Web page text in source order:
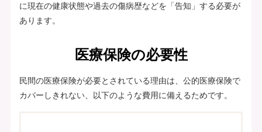
に現在の健康状態や過去の傷病歴などを「告知」する必要が
あります。
医療保険の必要性
民間の医療保険が必要とされている理由は、公的医療保険で
カバーしきれない、以下のような費用に備えるためです。